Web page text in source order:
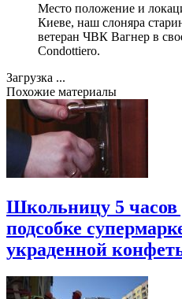
Место положение и
Киеве, наш слоняра
ветеран ЧВК Вагнер в
Condottiero.
Загрузка ...
Похожие материалы
Школьницу 5 часов
подсобке
украденной